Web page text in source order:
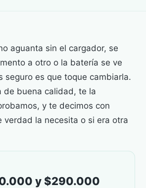
aguanta sin el cargador, se
a otro o la batería se ve
seguro es que toque cambiarla.
de buena calidad, te la
y te decimos con
verdad la necesita o si era otra
y $290.000